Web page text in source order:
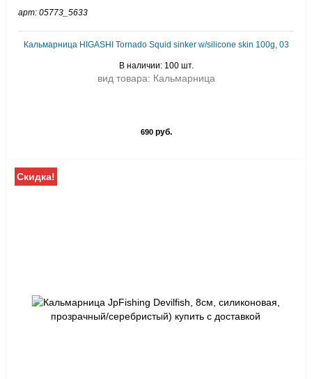
арт: 05773_5633
Кальмарница HIGASHI Tornado Squid sinker w/silicone skin 100g, 03
В наличии: 100 шт.
вид товара: Кальмарница
690руб.
Скидка!